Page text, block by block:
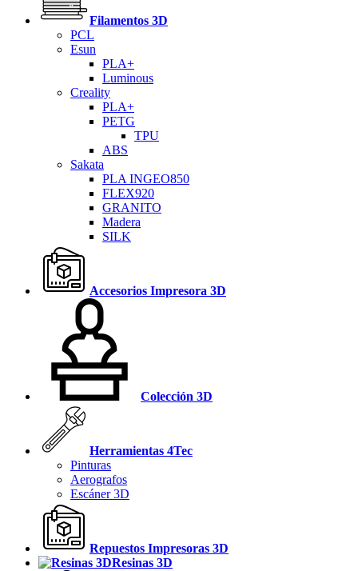
Filamentos 3D
PCL
Esun
PLA+
Luminous
Creality
PLA+
PETG
TPU
ABS
Sakata
PLA INGEO850
FLEX920
GRANITO
Madera
SILK
Accesorios Impresora 3D
Colección 3D
Herramientas 4Tec
Pinturas
Aerografos
Escáner 3D
Repuestos Impresoras 3D
Resinas 3D